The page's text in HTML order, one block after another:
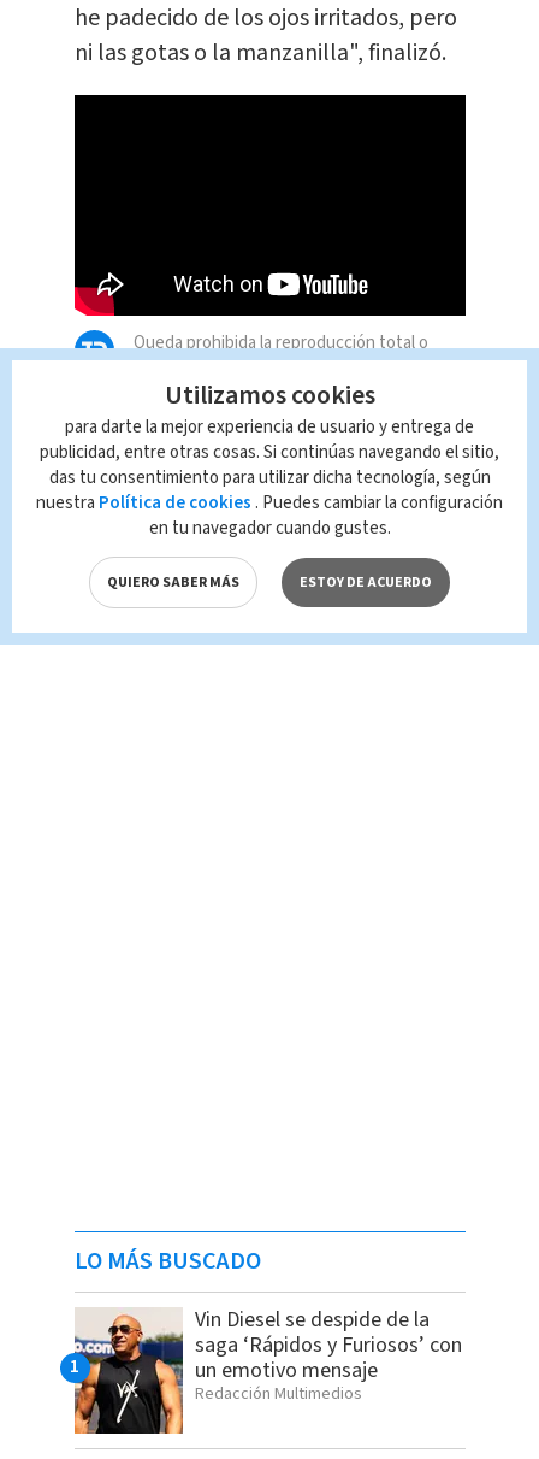
he padecido de los ojos irritados, pero
ni las gotas o la manzanilla", finalizó.
Queda prohibida la reproducción total o
parcial del contenido de esta página, mismo
que es propiedad de TELEDIARIO; su
reproducción no autorizada constituye una
infracción y un delito de conformidad con las
leyes aplicables.
LO MÁS BUSCADO
Vin Diesel se despide de la
saga ‘Rápidos y Furiosos’ con
un emotivo mensaje
Redacción Multimedios
Utilizamos cookies
para darte la mejor experiencia de usuario y entrega de
publicidad, entre otras cosas. Si continúas navegando el sitio,
das tu consentimiento para utilizar dicha tecnología, según
nuestra Política de cookies . Puedes cambiar la configuración
en tu navegador cuando gustes.
QUIERO SABER MÁS ESTOY DE ACUERDO